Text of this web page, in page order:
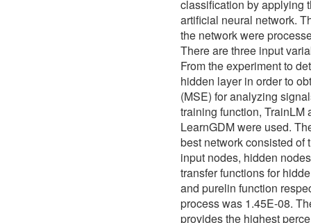
classification by applying
artificial neural network.
the network were
There are three input
From the experiment to
hidden layer in order to
(MSE) for analyzing
training function,
LearnGDM were used.
best network consisted of
input nodes, hidden
transfer functions for
and purelin function
process was 1.45E-08.
provides the highest